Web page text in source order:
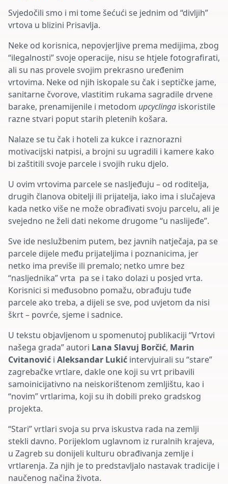
Svjedočili smo i mi tome šećući se jednim od “divljih”
vrtova u blizini Prisavlja.
Neke od korisnica, nepovjerljive prema medijima, zbog
“ilegalnosti” svoje operacije, nisu se htjele fotografirati,
ali su nas provele svojim prekrasno uređenim
vrtovima. Neke od njih iskopale su čak i septičke jame,
sanitarne čvorove, vlastitim rukama sagradile drvene
barake, prenamijenile i metodom upcyclinga iskoristile
razne stvari poput starih pletenih košara.
Nalaze se tu čak i hoteli za kukce i raznorazni
motivacijski natpisi, a brojni su ugradili i kamere kako
bi zaštitili svoje parcele i svojih ruku djelo.
U ovim vrtovima parcele se nasljeđuju – od roditelja,
drugih članova obitelji ili prijatelja, iako ima i slučajeva
kada netko više ne može obrađivati svoju parcelu, ali je
svejedno ne želi dati nekome drugome “u naslijeđe”.
Sve ide neslužbenim putem, bez javnih natječaja, pa se
parcele dijele među prijateljima i poznanicima, jer
netko ima previše ili premalo; netko umre bez
“nasljednika” vrta pa se i tako dolazi u posjed vrta.
Korisnici si međusobno pomažu, obrađuju tuđe
parcele ako treba, a dijeli se sve, pod uvjetom da nisi
škrt – povrće, sjeme i sadnice.
U tekstu objavljenom u spomenutoj publikaciji “Vrtovi
našega grada” autori Lana Slavuj Borčić, Marin
Cvitanović i Aleksandar Lukić intervjuirali su “stare”
zagrebačke vrtlare, dakle one koji su vrt pribavili
samoinicijativno na neiskorištenom zemljištu, kao i
“novim” vrtlarima, koji su ih dobili preko gradskog
projekta.
“Stari” vrtlari svoja su prva iskustva rada na zemlji
stekli davno. Porijeklom uglavnom iz ruralnih krajeva,
u Zagreb su donijeli kulturu obrađivanja zemlje i
vrtlarenja. Za njih je to predstavljalo nastavak tradicije i
naučenog načina života.